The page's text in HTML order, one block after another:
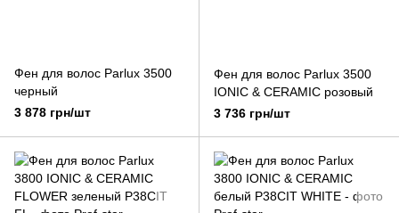
Фен для волос Parlux 3500
черный
3 878 грн/шт
Фен для волос Parlux 3500
IONIC & CERAMIC розовый
3 736 грн/шт